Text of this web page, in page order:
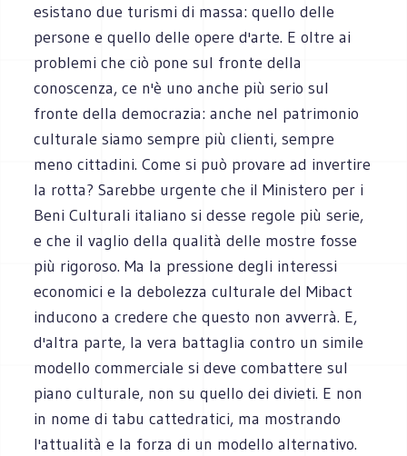
esistano due turismi di massa: quello delle
persone e quello delle opere d'arte. E oltre ai
problemi che ciò pone sul fronte della
conoscenza, ce n'è uno anche più serio sul
fronte della democrazia: anche nel patrimonio
culturale siamo sempre più clienti, sempre
meno cittadini. Come si può provare ad invertire
la rotta? Sarebbe urgente che il Ministero per i
Beni Culturali italiano si desse regole più serie,
e che il vaglio della qualità delle mostre fosse
più rigoroso. Ma la pressione degli interessi
economici e la debolezza culturale del Mibact
inducono a credere che questo non avverrà. E,
d'altra parte, la vera battaglia contro un simile
modello commerciale si deve combattere sul
piano culturale, non su quello dei divieti. E non
in nome di tabu cattedratici, ma mostrando
l'attualità e la forza di un modello alternativo.